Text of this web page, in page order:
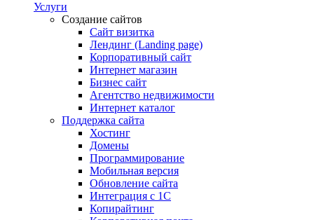
Услуги
Создание сайтов
Сайт визитка
Лендинг (Landing page)
Корпоративный сайт
Интернет магазин
Бизнес сайт
Агентство недвижимости
Интернет каталог
Поддержка сайта
Хостинг
Домены
Программирование
Мобильная версия
Обновление сайта
Интеграция с 1С
Копирайтинг